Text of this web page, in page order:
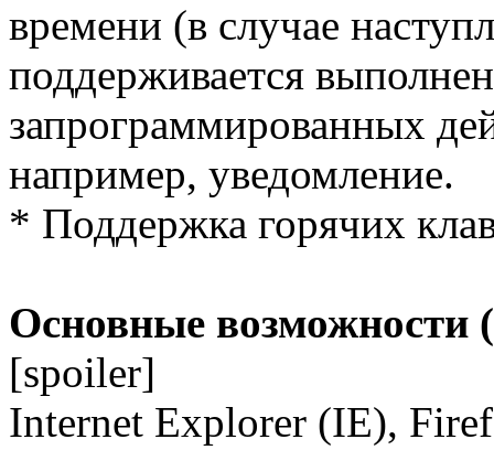
времени (в случае
поддерживается
запрограммированных
например, уведомление.
* Поддержка горячих
Основные возможности
[spoiler]
Internet Explorer (IE),